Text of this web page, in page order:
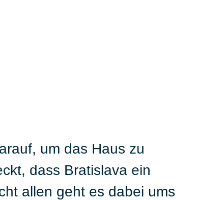
um das Haus zu
dass Bratislava ein
allen geht es dabei ums